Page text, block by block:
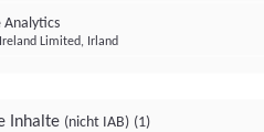
Analytics
Limited, Irland
Inhalte (nicht IAB) (1)